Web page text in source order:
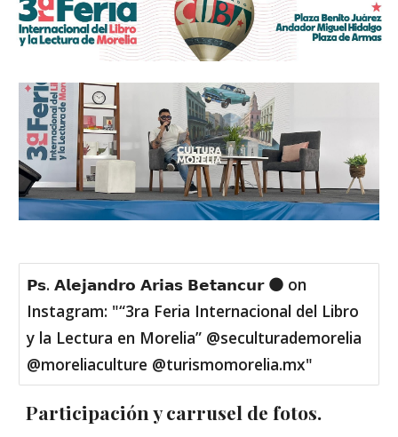
𝗣𝘀. 𝗔𝗹𝗲𝗷𝗮𝗻𝗱𝗿𝗼 𝗔𝗿𝗶𝗮𝘀 𝗕𝗲𝘁𝗮𝗻𝗰𝘂𝗿 ⚫️ on
Instagram: "“3ra Feria Internacional del Libro
y la Lectura en Morelia” @seculturademorelia
@moreliaculture @turismomorelia.mx"
Participación y carrusel de fotos.